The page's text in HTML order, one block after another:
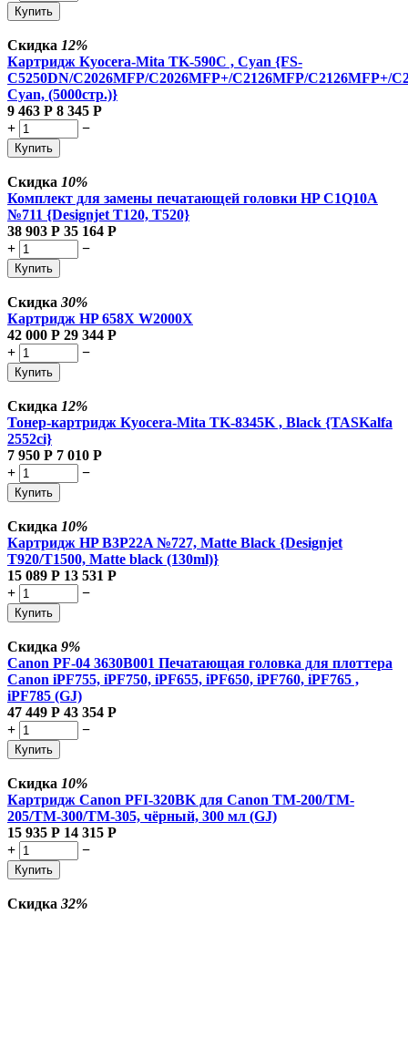
Купить
Скидка 12%
Картридж Kyocera-Mita TK-590C , Cyan {FS-
C5250DN/C2026MFP/C2026MFP+/C2126MFP/C2126MFP+/
Cyan, (5000стр.)}
9 463 Р 8 345 Р
+
−
Купить
Скидка 10%
Комплект для замены печатающей головки HP C1Q10A
№711 {Designjet T120, T520}
38 903 Р 35 164 Р
+
−
Купить
Скидка 30%
Картридж HP 658X W2000X
42 000 Р 29 344 Р
+
−
Купить
Скидка 12%
Тонер-картридж Kyocera-Mita TK-8345K , Black {TASKalfa
2552ci}
7 950 Р 7 010 Р
+
−
Купить
Скидка 10%
Картридж HP B3P22A №727, Matte Black {Designjet
T920/T1500, Matte black (130ml)}
15 089 Р 13 531 Р
+
−
Купить
Скидка 9%
Canon PF-04 3630B001 Печатающая головка для плоттера
Canon iPF755, iPF750, iPF655, iPF650, iPF760, iPF765 ,
iPF785 (GJ)
47 449 Р 43 354 Р
+
−
Купить
Скидка 10%
Картридж Canon PFI-320BK для Canon TM-200/TM-
205/TM-300/TM-305, чёрный, 300 мл (GJ)
15 935 Р 14 315 Р
+
−
Купить
Скидка 32%